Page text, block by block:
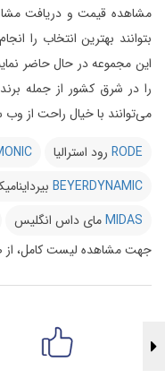
مشاهده قیمت و دریافت
بتوانند بهترین انتخاب را
را در شرق کشور از جمله
می‌توانند با خیال راحت از
RODE رود استرالیا
BEYERDYNAMIC
MIDASمای داس انگلیس
جهت مشاهده لیست کامل،